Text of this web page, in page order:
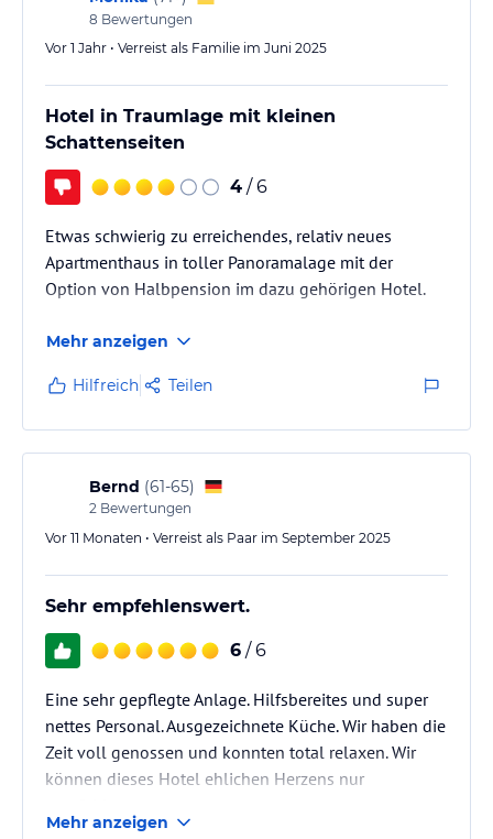
8 Bewertungen
Vor 1 Jahr • Verreist als Familie im Juni 2025
Hotel in Traumlage mit kleinen
Schattenseiten
4 / 6
Etwas schwierig zu erreichendes, relativ neues
Apartmenthaus in toller Panoramalage mit der
Option von Halbpension im dazu gehörigen Hotel.
Mehr anzeigen
Hilfreich Teilen
Bernd (61-65)
2 Bewertungen
Vor 11 Monaten • Verreist als Paar im September 2025
Sehr empfehlenswert.
6 / 6
Eine sehr gepflegte Anlage. Hilfsbereites und super
nettes Personal. Ausgezeichnete Küche. Wir haben die
Zeit voll genossen und konnten total relaxen. Wir
können dieses Hotel ehlichen Herzens nur
Mehr anzeigen